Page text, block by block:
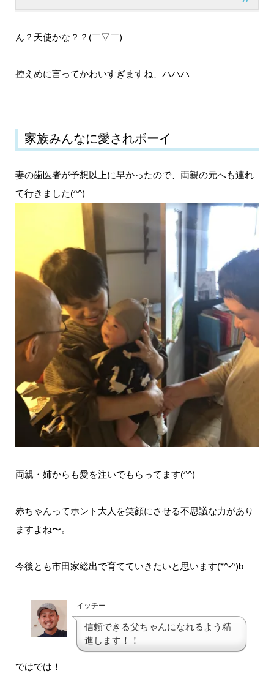
ん？天使かな？？(￣▽￣)
控えめに言ってかわいすぎますね、ハハハ
家族みんなに愛されボーイ
妻の歯医者が予想以上に早かったので、両親の元へも連れ
て行きました(^^)
両親・姉からも愛を注いでもらってます(^^)
赤ちゃんってホント大人を笑顔にさせる不思議な力があり
ますよね〜。
今後とも市田家総出で育てていきたいと思います(*^-^)b
イッチー
信頼できる父ちゃんになれるよう精
進します！！
ではでは！